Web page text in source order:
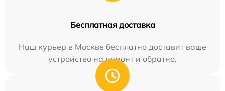
Бесплатная доставка
Наш курьер в Москве бесплатно доставит ваше
устройство на ремонт и обратно.